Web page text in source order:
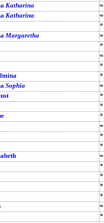
Katharina ≈
Katharina ≈
*
Margaretha ≈
*
≈
*
*
Sophia ≈
*
*
*
≈
*
*
≈
*
*
*
*
≈
*